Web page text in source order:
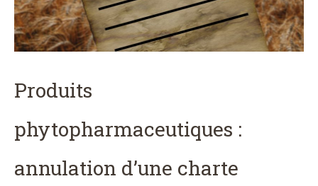
Produits
phytopharmaceutiques :
annulation d’une charte